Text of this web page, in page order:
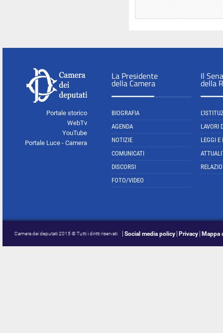
Portale storico
WebTv
YouTube
Portale Luce - Camera
La Presidente
della Camera
BIOGRAFIA
AGENDA
NOTIZIE
COMUNICATI
DISCORSI
FOTO/VIDEO
Il
della
LAVORI
LEGGI E
Camera dei deputati 2015 © Tutti i diritti riservati Social media policy Privacy Mappa